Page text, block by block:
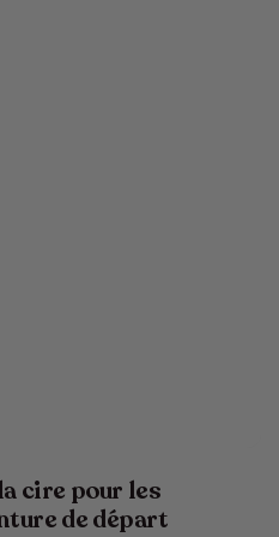
cire pour les
de départ